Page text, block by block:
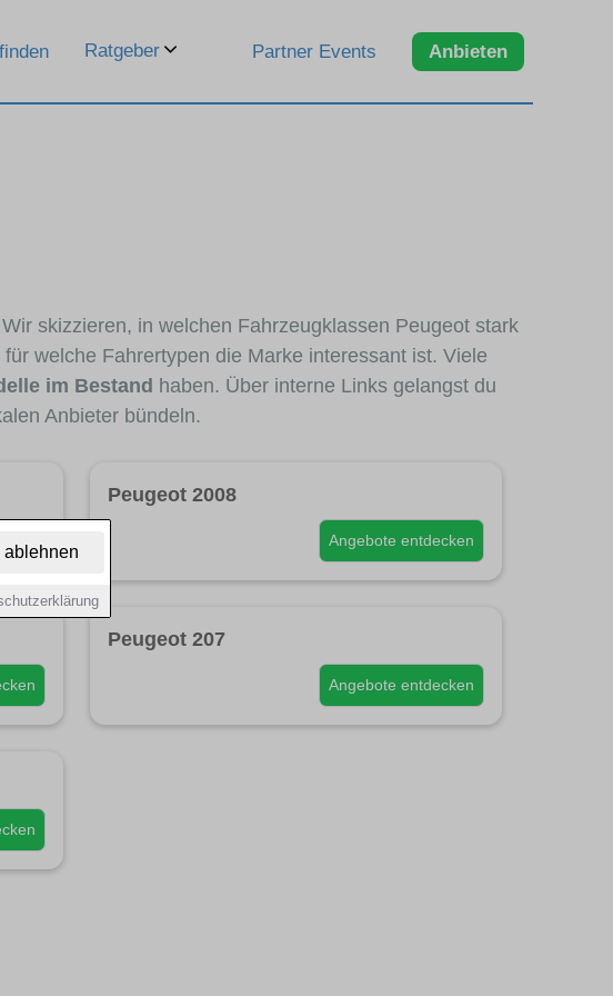
Ratgeber Partner Events Anbieten
skizzieren, in welchen Fahrzeugklassen Peugeot stark
welche Fahrertypen die Marke interessant ist. Viele
im Bestand haben. Über interne Links gelangst du
Anbieter bündeln.
Peugeot 2008
Angebote entdecken
Peugeot 207
Angebote entdecken